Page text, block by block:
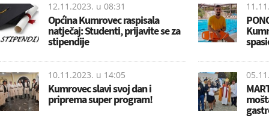
12.11.2023. u 08:31
Općina Kumrovec raspisala
natječaj: Studenti, prijavite se za
stipendije
10.11.2023. u 14:05
Kumrovec slavi svoj dan i
priprema super program!